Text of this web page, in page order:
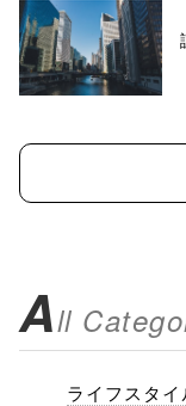
All
ライフスタイ